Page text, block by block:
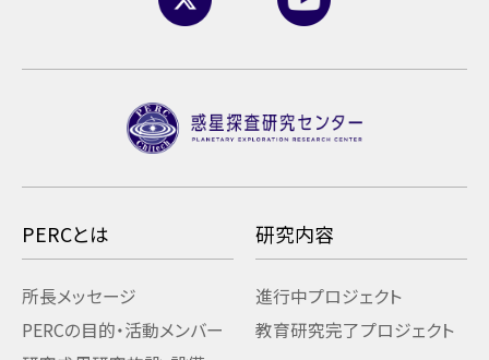
PERCとは
所長メッセージ
PERCの目的・活動メンバー
研究内容
進行中プロジェクト
教育研究完了プロジェクト